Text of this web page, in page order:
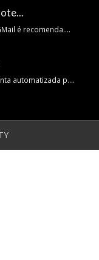
é recomenda....
automatizada p....